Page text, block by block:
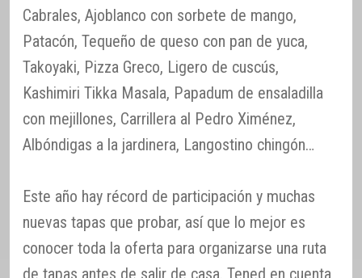
Cabrales, Ajoblanco con sorbete de mango,
Patacón, Tequeño de queso con pan de yuca,
Takoyaki, Pizza Greco, Ligero de cuscús,
Kashimiri Tikka Masala, Papadum de ensaladilla
con mejillones, Carrillera al Pedro Ximénez,
Albóndigas a la jardinera, Langostino chingón…
Este año hay récord de participación y muchas
nuevas tapas que probar, así que lo mejor es
conocer toda la oferta para organizarse una ruta
de tapas antes de salir de casa. Tened en cuenta